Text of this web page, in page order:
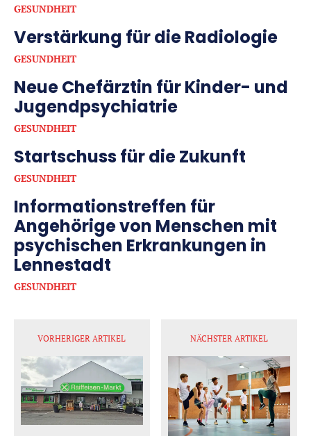
GESUNDHEIT
Verstärkung für die Radiologie
GESUNDHEIT
Neue Chefärztin für Kinder- und
Jugendpsychiatrie
GESUNDHEIT
Startschuss für die Zukunft
GESUNDHEIT
Informationstreffen für
Angehörige von Menschen mit
psychischen Erkrankungen in
Lennestadt
GESUNDHEIT
VORHERIGER ARTIKEL NÄCHSTER ARTIKEL